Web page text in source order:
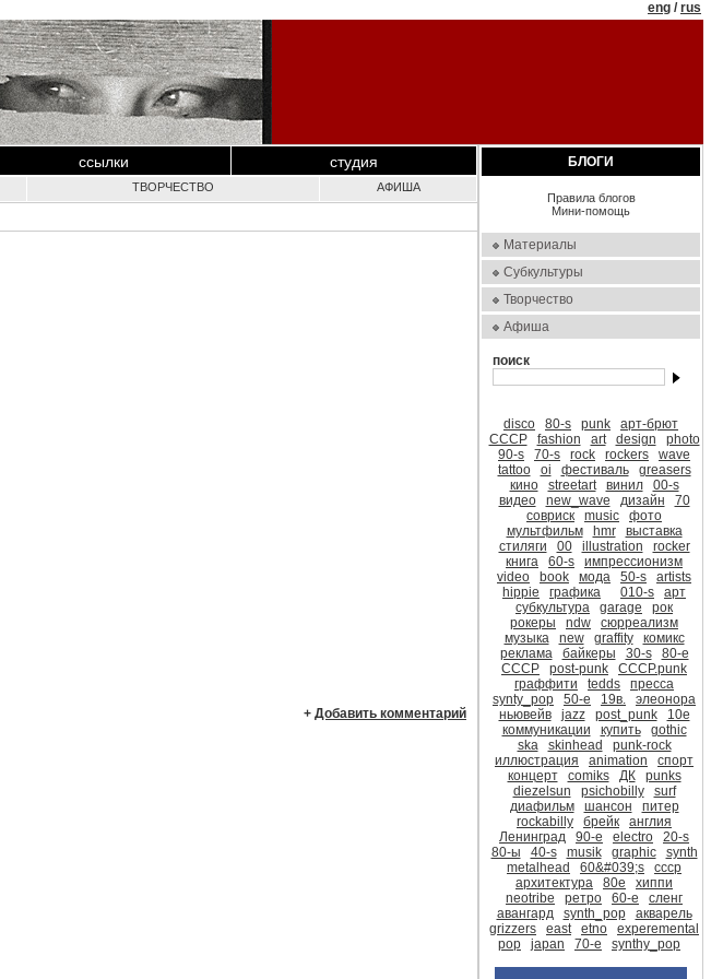
eng /rus
ссылки студия
ТВОРЧЕСТВО АФИША
+ Добавить комментарий
БЛОГИ
Правила блогов
Мини-помощь
Материалы
Субкультуры
Творчество
Афиша
поиск
disco 80-s punk
арт-брют
СССР
fashion art design
photo
90-s
70-s rock rockers
wave
tattoo
oi фестиваль
greasers
кино
streetart винил
00-s
видео
new_wave дизайн
70
совриск
music
фото
мультфильм
hmr
выставка
стиляги
00 illustration
rocker
книга
60-s
импрессионизм
video
book мода 50-s
artists
hippie
графика 010-s
арт
субкультура
garage
рок
рокеры
ndw
сюрреализм
музыка
new graffity
комикс
реклама
байкеры 30-s
80-е
CCCР
post-punk
CCCР.punk
граффити
tedds
пресса
synty_pop
50-е 19в.
элеонора
ньювейв
jazz post_punk
10е
коммуникации
купить
gothic
ska
skinhead
punk-rock
иллюстрация
animation
спорт
концерт
comiks ДК
punks
diezelsun
psichobilly
surf
диафильм
шансон
питер
rockabilly
брейк
англия
Ленинград
90-е electro
20-s
80-ы
40-s musik graphic
synth
metalhead
60&#039;s
ссср
архитектура
80е
хиппи
neotribe
ретро 60-е
сленг
авангард
synth_pop
акварель
grizzers
east etno
experemental
pop
japan 70-е synthy_pop